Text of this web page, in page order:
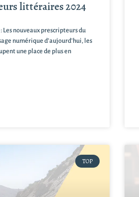
littéraires 2024
nouveaux prescripteurs du
numérique d’aujourd’hui, les
une place de plus en
TOP